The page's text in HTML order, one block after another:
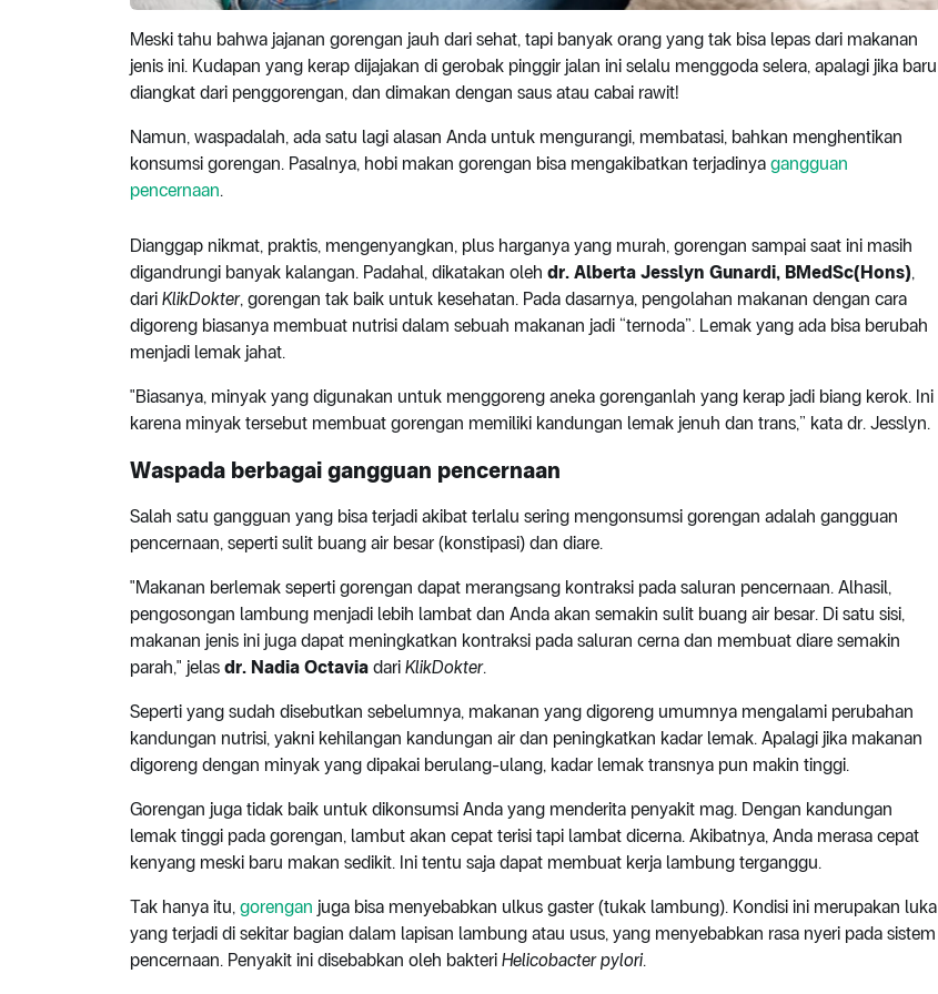
Meski tahu bahwa jajanan gorengan jauh dari sehat, tapi banyak orang yang tak bisa lepas dari makanan
jenis ini. Kudapan yang kerap dijajakan di gerobak pinggir jalan ini selalu menggoda selera, apalagi jika baru
diangkat dari penggorengan, dan dimakan dengan saus atau cabai rawit!
Namun, waspadalah, ada satu lagi alasan Anda untuk mengurangi, membatasi, bahkan menghentikan
konsumsi gorengan. Pasalnya, hobi makan gorengan bisa mengakibatkan terjadinya gangguan
pencernaan.
Dianggap nikmat, praktis, mengenyangkan, plus harganya yang murah, gorengan sampai saat ini masih
digandrungi banyak kalangan. Padahal, dikatakan oleh dr. Alberta Jesslyn Gunardi, BMedSc(Hons),
dari KlikDokter, gorengan tak baik untuk kesehatan. Pada dasarnya, pengolahan makanan dengan cara
digoreng biasanya membuat nutrisi dalam sebuah makanan jadi “ternoda”. Lemak yang ada bisa berubah
menjadi lemak jahat.
"Biasanya, minyak yang digunakan untuk menggoreng aneka gorenganlah yang kerap jadi biang kerok. Ini
karena minyak tersebut membuat gorengan memiliki kandungan lemak jenuh dan trans,” kata dr. Jesslyn.
Waspada berbagai gangguan pencernaan
Salah satu gangguan yang bisa terjadi akibat terlalu sering mengonsumsi gorengan adalah gangguan
pencernaan, seperti sulit buang air besar (konstipasi) dan diare.
"Makanan berlemak seperti gorengan dapat merangsang kontraksi pada saluran pencernaan. Alhasil,
pengosongan lambung menjadi lebih lambat dan Anda akan semakin sulit buang air besar. Di satu sisi,
makanan jenis ini juga dapat meningkatkan kontraksi pada saluran cerna dan membuat diare semakin
parah," jelas dr. Nadia Octavia dari KlikDokter.
Seperti yang sudah disebutkan sebelumnya, makanan yang digoreng umumnya mengalami perubahan
kandungan nutrisi, yakni kehilangan kandungan air dan peningkatkan kadar lemak. Apalagi jika makanan
digoreng dengan minyak yang dipakai berulang-ulang, kadar lemak transnya pun makin tinggi.
Gorengan juga tidak baik untuk dikonsumsi Anda yang menderita penyakit mag. Dengan kandungan
lemak tinggi pada gorengan, lambut akan cepat terisi tapi lambat dicerna. Akibatnya, Anda merasa cepat
kenyang meski baru makan sedikit. Ini tentu saja dapat membuat kerja lambung terganggu.
Tak hanya itu, gorengan juga bisa menyebabkan ulkus gaster (tukak lambung). Kondisi ini merupakan luka
yang terjadi di sekitar bagian dalam lapisan lambung atau usus, yang menyebabkan rasa nyeri pada sistem
pencernaan. Penyakit ini disebabkan oleh bakteri Helicobacter pylori.